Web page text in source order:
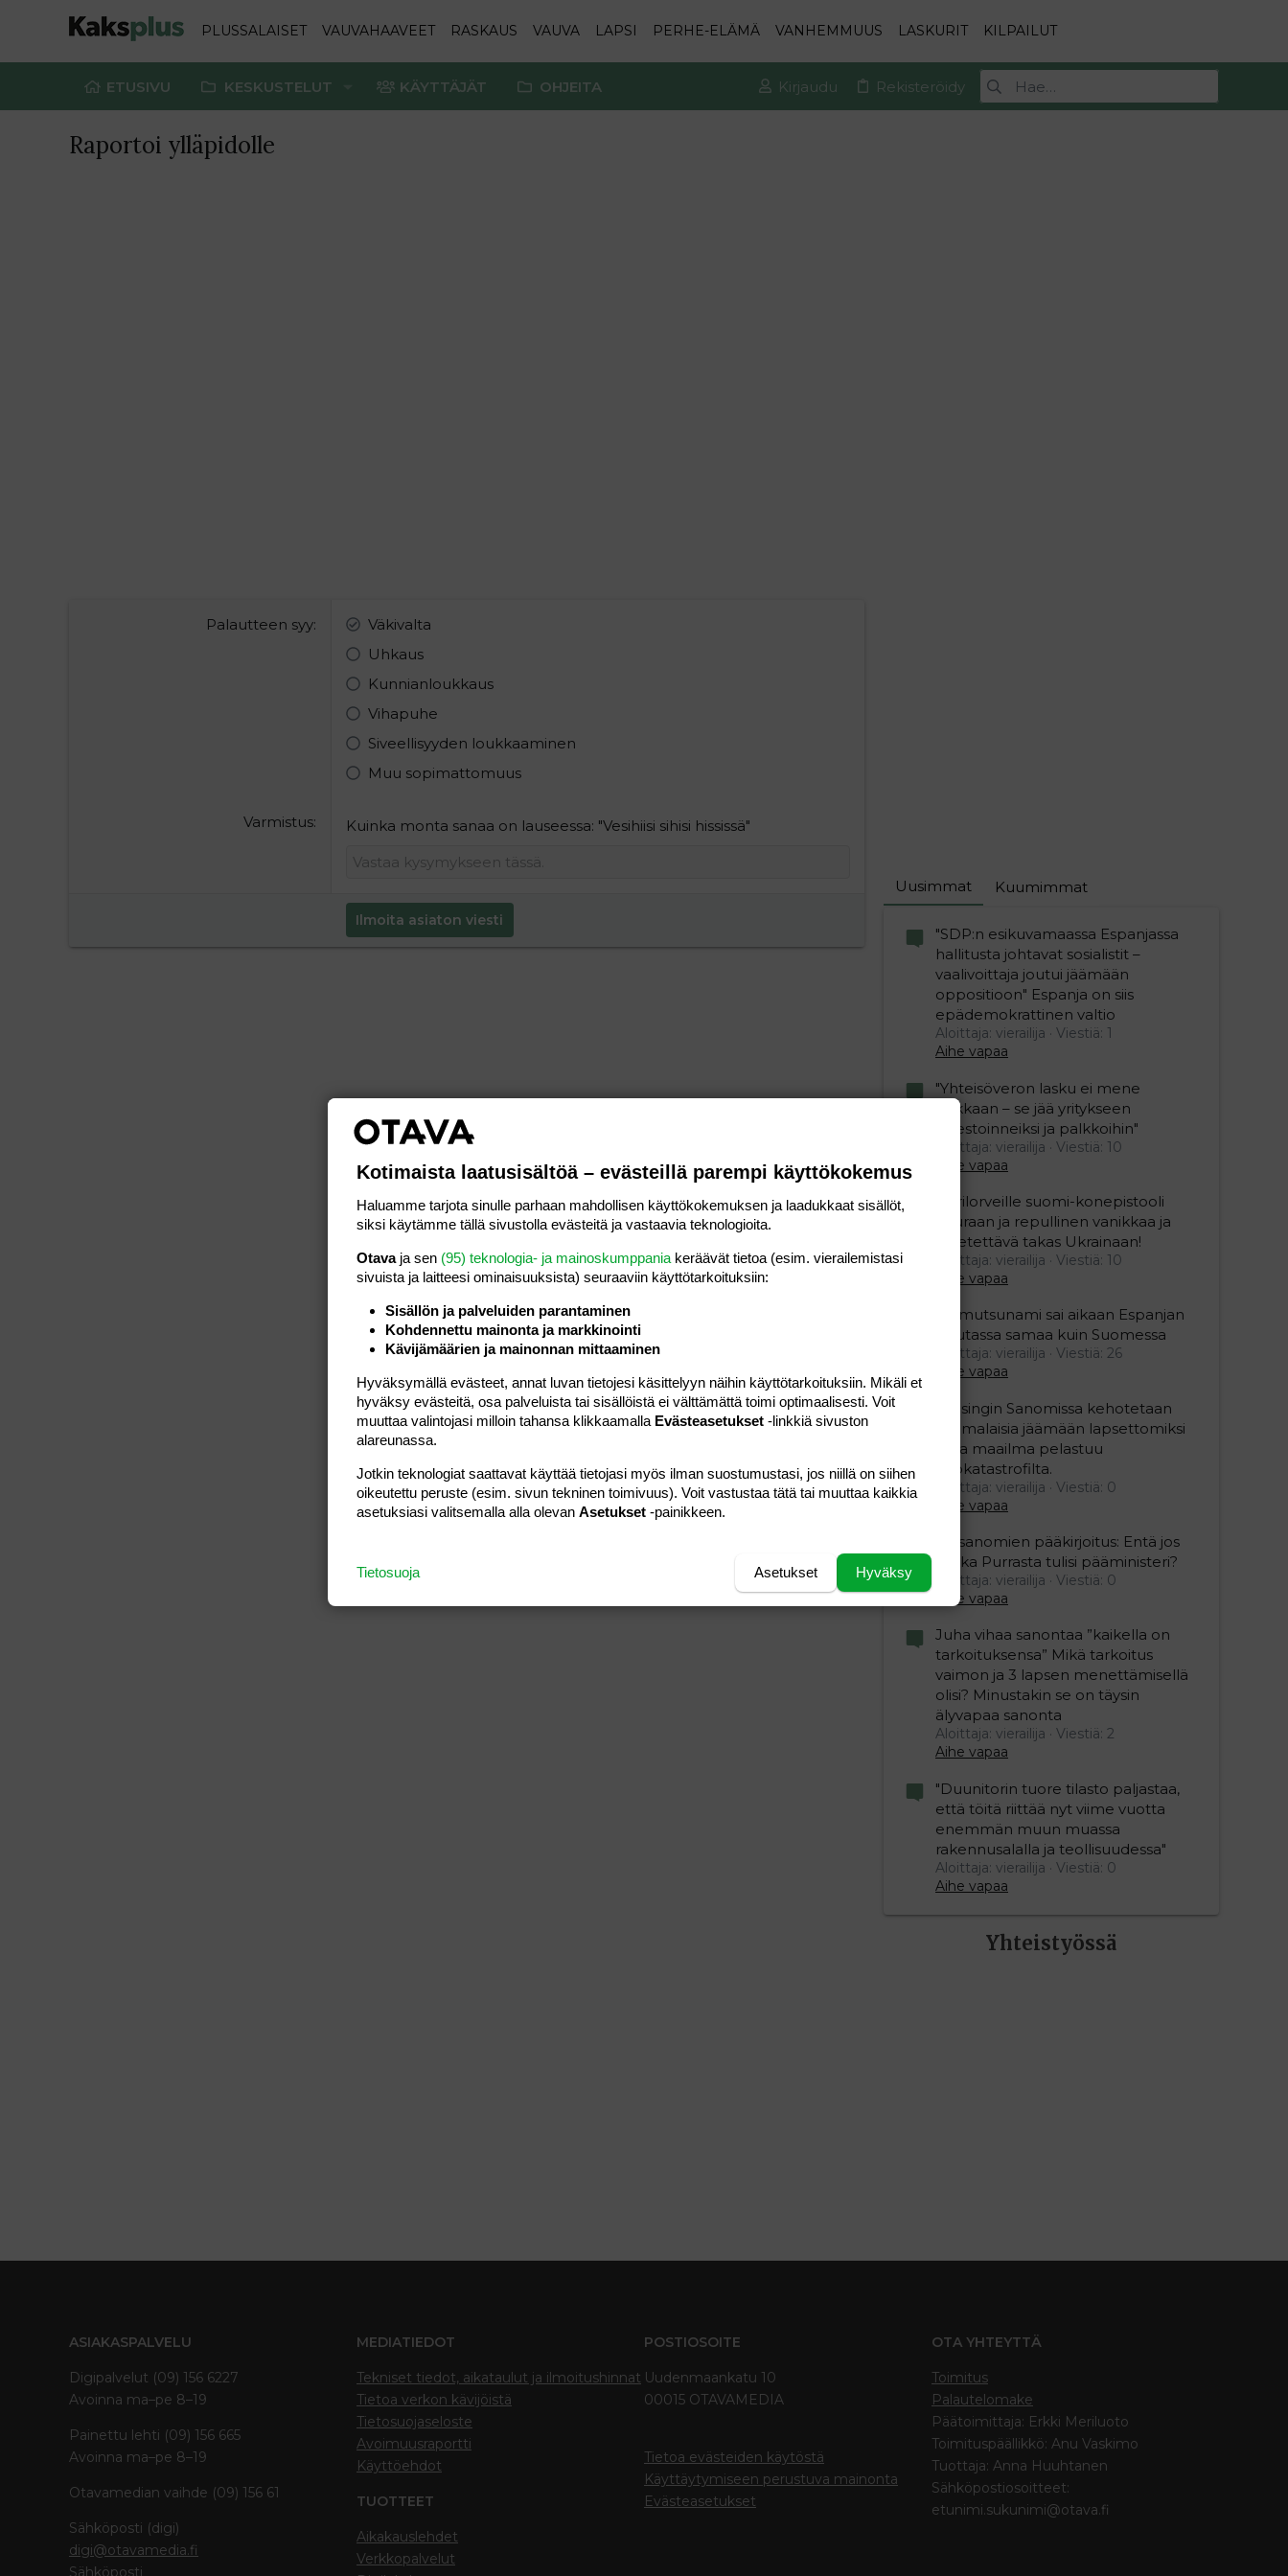
PLUSSALAISET VAUVAHAAVEET RASKAUS VAUVA LAPSI PERHE-ELÄMÄ VANHEMMUUS LASKURIT KILPAILUT
ETUSIVU KESKUSTELUT KÄYTTÄJÄT OHJEITA Kirjaudu Rekisteröidy
Raportoi ylläpidolle
Palautteen syy
Väkivalta
Uhkaus
Kunnianloukkaus
Vihapuhe
Siveellisyyden loukkaaminen
Muu sopimattomuus
Varmistus Kuinka monta sanaa on lauseessa: "Vesihiisi sihisi hississä"
Ilmoita asiaton viesti
Uusimmat Kuumimmat
"SDP:n esikuvamaassa Espanjassa
hallitusta johtavat sosialistit –
vaalivoittaja joutui jäämään
oppositioon" Espanja on siis
epädemokrattinen valtio
Aloittaja: vierailija
Viestiä: 1
Aihe vapaa
"Yhteisöveron lasku ei mene
hukkaan – se jää yritykseen
investoinneiksi ja palkkoihin"
Aloittaja: vierailija
Viestiä: 10
Aihe vapaa
Ukrilorveille suomi-konepistooli
kouraan ja repullinen vanikkaa ja
lähetettävä takas Ukrainaan!
Aloittaja: vierailija
Viestiä: 10
Aihe vapaa
Mamutsunami sai aikaan Espanjan
Ceutassa samaa kuin Suomessa
Aloittaja: vierailija
Viestiä: 26
Aihe vapaa
Helsingin Sanomissa kehotetaan
suomalaisia jäämään lapsettomiksi
jotta maailma pelastuu
ekokatastrofilta.
Aloittaja: vierailija
Viestiä: 0
Aihe vapaa
Iltasanomien pääkirjoitus: Entä jos
Riikka Purrasta tulisi pääministeri?
Aloittaja: vierailija
Viestiä: 0
Aihe vapaa
Juha vihaa sanontaa ”kaikella on
tarkoituksensa” Mikä tarkoitus
vaimon ja 3 lapsen menettämisellä
olisi? Minustakin se on täysin
älyvapaa sanonta
Aloittaja: vierailija
Viestiä: 2
Aihe vapaa
"Duunitorin tuore tilasto paljastaa,
että töitä riittää nyt viime vuotta
enemmän muun muassa
rakennusalalla ja teollisuudessa"
Aloittaja: vierailija
Viestiä: 0
Aihe vapaa
Yhteistyössä
ASIAKASPALVELU
Digipalvelut (09) 156 6227
Avoinna ma–pe 8–19
Painettu lehti (09) 156 665
Avoinna ma–pe 8–19
Otavamedian vaihde (09) 156 61
Sähköposti (digi)
digi@otavamedia.fi
Sähköposti
MEDIATIEDOT
Tekniset tiedot, aikataulut ja ilmoitushinnat
Tietoa verkon kävijöistä
Tietosuojaseloste
Avoimuusraportti
Käyttöehdot
TUOTTEET
Aikakauslehdet
Verkkopalvelut
POSTIOSOITE
Uudenmaankatu 10
00015 OTAVAMEDIA
Tietoa evästeiden käytöstä
Käyttäytymiseen perustuva mainonta
Evästeasetukset
OTA YHTEYTTÄ
Toimitus
Palautelomake
Päätoimittaja: Erkki Meriluoto
Toimituspäällikkö: Anu Vaskimo
Tuottaja: Anna Huuhtanen
Sähköpostiosoitteet:
etunimi.sukunimi@otava.fi
Kotimaista laatusisältöä – evästeillä parempi käyttökokemus
Haluamme tarjota sinulle parhaan mahdollisen käyttökokemuksen ja laadukkaat sisällöt,
siksi käytämme tällä sivustolla evästeitä ja vastaavia teknologioita.
Otavaja sen (95) teknologia- ja mainoskumppania keräävät tietoa (esim. vierailemis­tasi
sivuista ja laitteesi ominaisuuk­sista) seuraaviin käyttötarkoituksiin:
Sisällön ja palveluiden parantaminen
Kohdennettu mainonta ja markkinointi
Kävijämäärien ja mainonnan mittaaminen
Hyväksymällä evästeet, annat luvan tietojesi käsittelyyn näihin käyttötarkoituksiin. Mikäli et
hyväksy evästeitä, osa palveluista tai sisällöistä ei välttämättä toimi optimaalisesti. Voit
muuttaa valintojasi milloin tahansa klikkaamalla Evästeasetukset -linkkiä sivuston
alareunassa.
Jotkin teknologiat saattavat käyttää tietojasi myös ilman suostumustasi, jos niillä on siihen
oikeutettu peruste (esim. sivun tekninen toimivuus). Voit vastustaa tätä tai muuttaa kaikkia
asetuksiasi valitsemalla alla olevan Asetukset -painikkeen.
Hyväksy
Asetukset
Tietosuoja